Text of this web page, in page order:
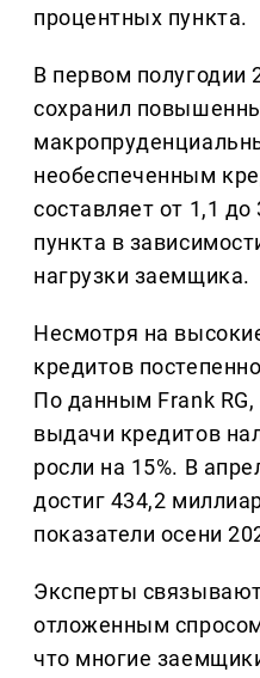
процентных пункта.
В первом полугодии
сохранил
необеспеченным
составляет от 1,1
пункта в
нагрузки заемщика.
Несмотря на
кредитов
По данным Frank
выдачи кредитов
росли на 15%. В
достиг 434,2
показатели осени
Эксперты
отложенным
что многие